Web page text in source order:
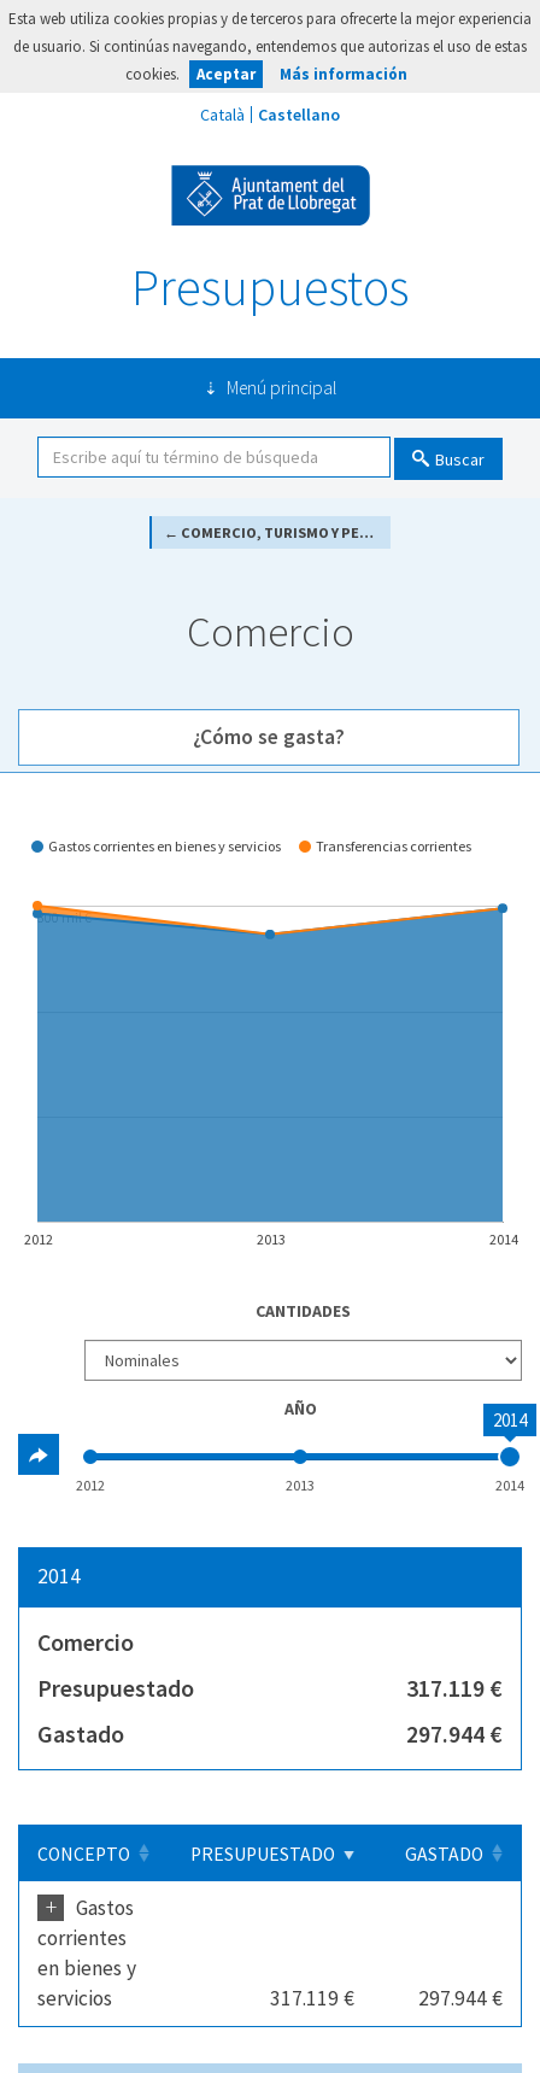
Esta web utiliza cookies propias y de terceros para ofrecerte la mejor experiencia
de usuario. Si continúas navegando, entendemos que autorizas el uso de estas
cookies.
Aceptar Más información
Presupuestos
Menú principal
Buscar
← COMERCIO, TURISMO Y PEQUEÑAS Y MEDIANAS EMPRESAS
Comercio
¿Cómo se gasta?
Gastos corrientes en bienes y servicios Transferencias corrientes
2012 2013 2014
300 mil €
CANTIDADES
AÑO 2014
2012 2013 2014
2014
Comercio
Presupuestado
317.119 €
Gastado
297.944 €
CONCEPTO PRESUPUESTADO GASTADO
+
Gastos
corrientes
en bienes y
servicios
317.119 € 297.944 €